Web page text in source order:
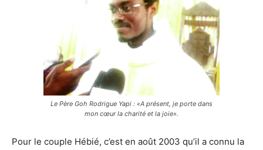
Le Père Goh Rodrigue Yapi : «A présent, je porte dans
mon cœur la charité et la joie».
Pour le couple Hébié, c’est en août 2003 qu’il a connu la